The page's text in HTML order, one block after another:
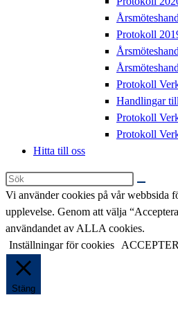
Protokoll
Protokoll
Handlingar
Protokoll
Protokoll
Hitta till oss
Sök
på
denna
webbplats
Vi använder cookies på vår webbsida
upplevelse. Genom att välja
användandet av ALLA cookies.
Inställningar för cookies
Stäng